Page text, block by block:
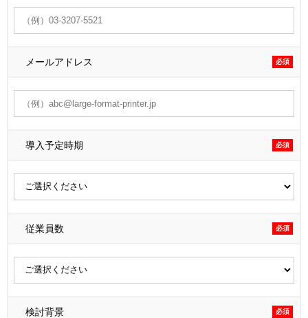
メールアドレス 必須
導入予定時期 必須
従業員数 必須
検討背景 必須